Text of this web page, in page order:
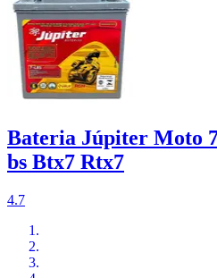
Bateria Júpiter Moto
bs Btx7 Rtx7
4.7